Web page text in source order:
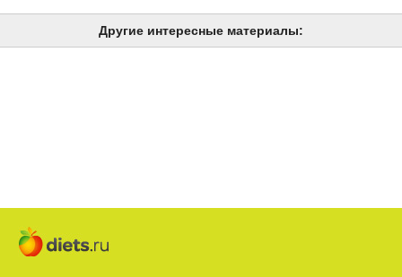
Другие интересные материалы: